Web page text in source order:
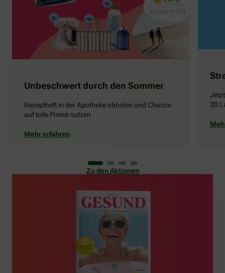
Unbeschwert durch den Sommer
Rezeptheft in der Apotheke abholen und Chance
auf tolle Preise nutzen
Mehr erfahren
20
Zu den Aktionen